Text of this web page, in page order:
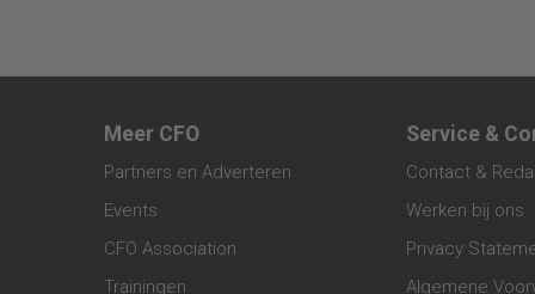
Meer CFO
Partners en Adverteren
Events
CFO Association
Trainingen
Service &
Contact &
Werken bij ons
Privacy
Algemene